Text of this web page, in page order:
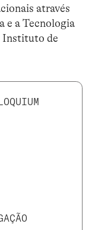
através
e a Tecnologia
Instituto de